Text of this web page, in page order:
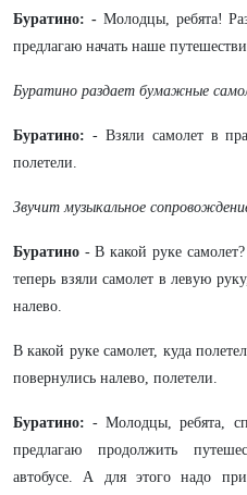
Буратино: - Молодцы, ребята!
предлагаю начать наше
Буратино раздает бумажные
Буратино: - Взяли самолет в
полетели.
Звучит музыкальное
Буратино - В какой руке
теперь взяли самолет в левую
налево.
В какой руке самолет, куда
повернулись налево, полетели.
Буратино: - Молодцы, ребята,
предлагаю продолжить
автобусе. А для этого надо